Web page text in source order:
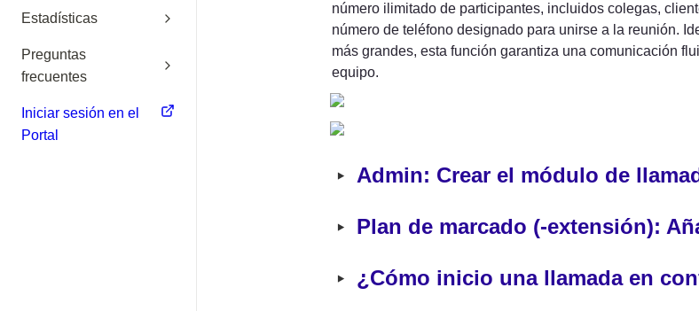
Estadísticas
Preguntas
frecuentes
Iniciar sesión en el
Portal
número ilimitado de participantes, incluidos colegas,
número de teléfono designado para unirse a la reunión.
más grandes, esta función garantiza una comunicación
equipo.
‣ Admin: Crear el módulo de
‣ Plan de marcado (-extensión):
‣ ¿Cómo inicio una llamada en